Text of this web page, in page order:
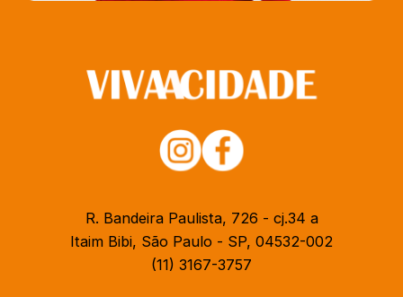
R. Bandeira Paulista, 726 - cj.34 a
Itaim Bibi, São Paulo - SP, 04532-002
(11) 3167-3757